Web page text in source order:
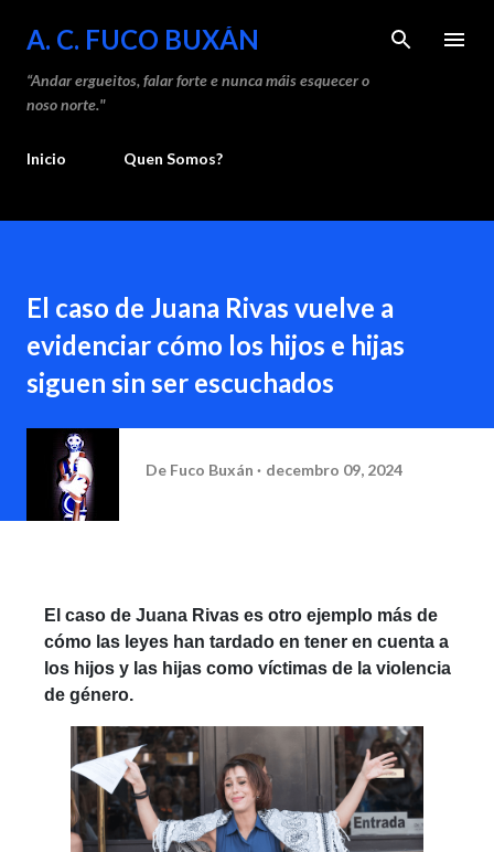
Saltar ao
A. C. FUCO BUXÁN
“Andar ergueitos, falar forte e nunca máis esquecer o
noso norte."
Inicio Quen Somos?
El caso de Juana Rivas vuelve a
evidenciar cómo los hijos e hijas
siguen sin ser escuchados
De Fuco Buxán decembro 09, 2024
El caso de Juana Rivas es otro ejemplo más de
cómo las leyes han tardado en tener en cuenta a
los hijos y las hijas como víctimas de la violencia
de género.